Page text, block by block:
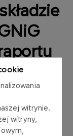
witrynie.
witryny,
i